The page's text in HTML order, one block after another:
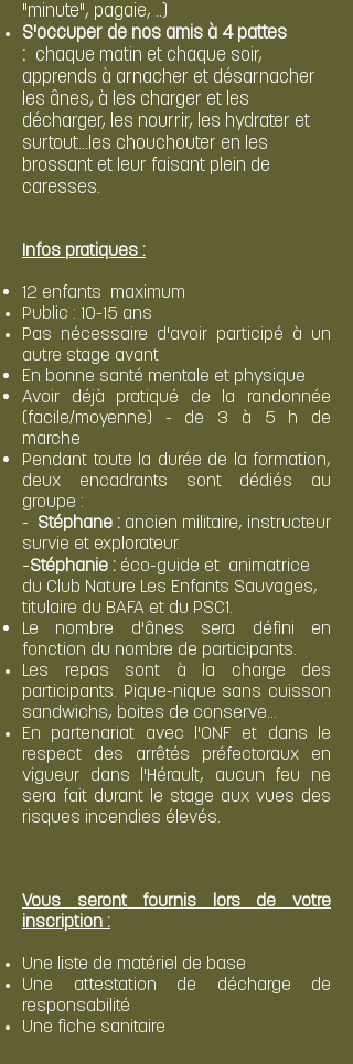
"minute", pagaie, ..)
S'occuper de nos amis à 4 pattes
: chaque matin et chaque soir,
apprends à arnacher et désarnacher
les ânes, à les charger et les
décharger, les nourrir, les hydrater et
surtout...les chouchouter en les
brossant et leur faisant plein de
caresses.
Infos pratiques :
12 enfants maximum
Public : 10-15 ans
Pas nécessaire d'avoir participé à un
autre stage avant
En bonne santé mentale et physique
Avoir déjà pratiqué de la randonnée
(facile/moyenne) - de 3 à 5 h de
marche
Pendant toute la durée de la formation,
deux encadrants sont dédiés au
groupe :
- Stéphane : ancien militaire, instructeur
survie et explorateur.
-Stéphanie : éco-guide et animatrice
du Club Nature Les Enfants Sauvages,
titulaire du BAFA et du PSC1.
Le nombre d'ânes sera défini en
fonction du nombre de participants.
Les repas sont à la charge des
participants. Pique-nique sans cuisson
sandwichs, boites de conserve...
En partenariat avec l'ONF et dans le
respect des arrêtés préfectoraux en
vigueur dans l'Hérault, aucun feu ne
sera fait durant le stage aux vues des
risques incendies élevés.
Vous seront fournis lors de votre
inscription :
Une liste de matériel de base
Une attestation de décharge de
responsabilité
Une fiche sanitaire